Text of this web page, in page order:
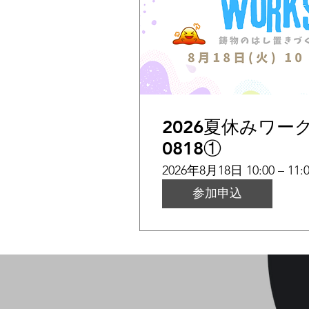
2026夏休みワー
0818①
2026年8月18日 10:00 –
参加申込